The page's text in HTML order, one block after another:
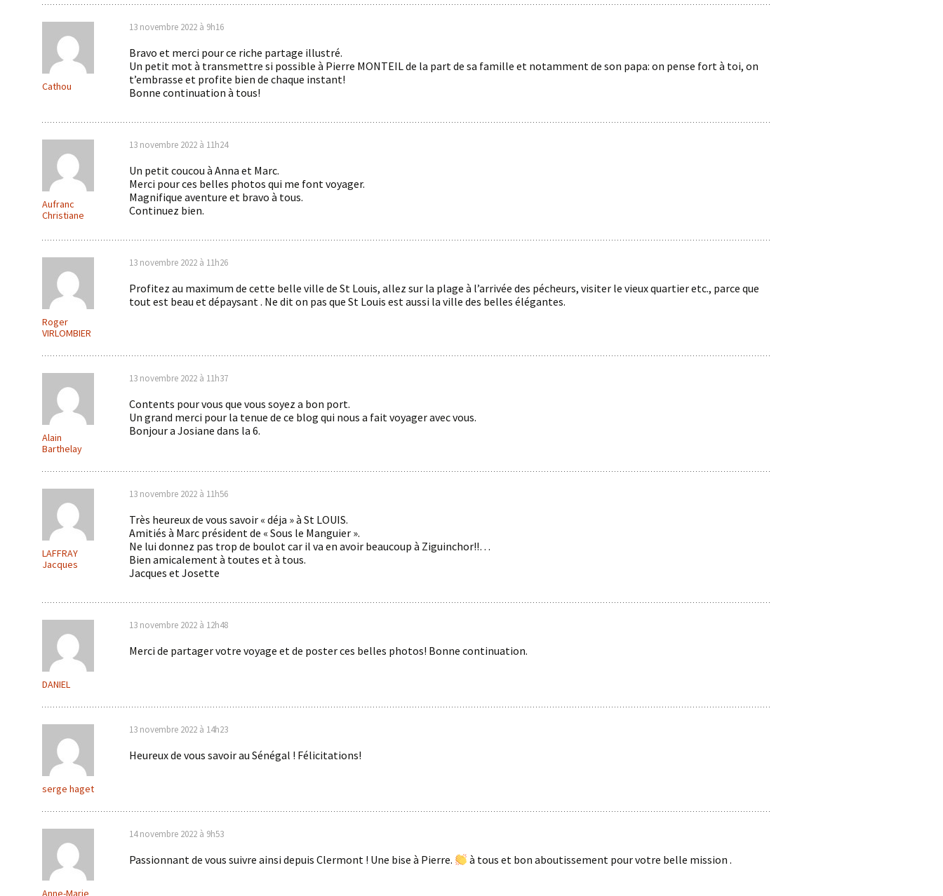
Cathou
13 novembre 2022 à 9h16
Bravo et merci pour ce riche partage illustré.
Un petit mot à transmettre si possible à Pierre MONTEIL de la part de sa famille et notamment de son papa: on pense fort à toi, on
t’embrasse et profite bien de chaque instant!
Bonne continuation à tous!
Aufranc
Christiane
13 novembre 2022 à 11h24
Un petit coucou à Anna et Marc.
Merci pour ces belles photos qui me font voyager.
Magnifique aventure et bravo à tous.
Continuez bien.
Roger
VIRLOMBIER
13 novembre 2022 à 11h26
Profitez au maximum de cette belle ville de St Louis, allez sur la plage à l’arrivée des pécheurs, visiter le vieux quartier etc., parce que
tout est beau et dépaysant . Ne dit on pas que St Louis est aussi la ville des belles élégantes.
Alain
Barthelay
13 novembre 2022 à 11h37
Contents pour vous que vous soyez a bon port.
Un grand merci pour la tenue de ce blog qui nous a fait voyager avec vous.
Bonjour a Josiane dans la 6.
LAFFRAY
Jacques
13 novembre 2022 à 11h56
Très heureux de vous savoir « déja » à St LOUIS.
Amitiés à Marc président de « Sous le Manguier ».
Ne lui donnez pas trop de boulot car il va en avoir beaucoup à Ziguinchor!!…
Bien amicalement à toutes et à tous.
Jacques et Josette
DANIEL
13 novembre 2022 à 12h48
Merci de partager votre voyage et de poster ces belles photos! Bonne continuation.
serge haget
13 novembre 2022 à 14h23
Heureux de vous savoir au Sénégal ! Félicitations!
14 novembre 2022 à 9h53
Passionnant de vous suivre ainsi depuis Clermont ! Une bise à Pierre. à tous et bon aboutissement pour votre belle mission .